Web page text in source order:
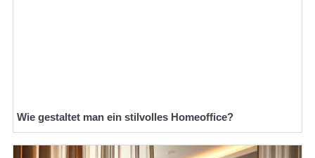
Wie gestaltet man ein stilvolles Homeoffice?